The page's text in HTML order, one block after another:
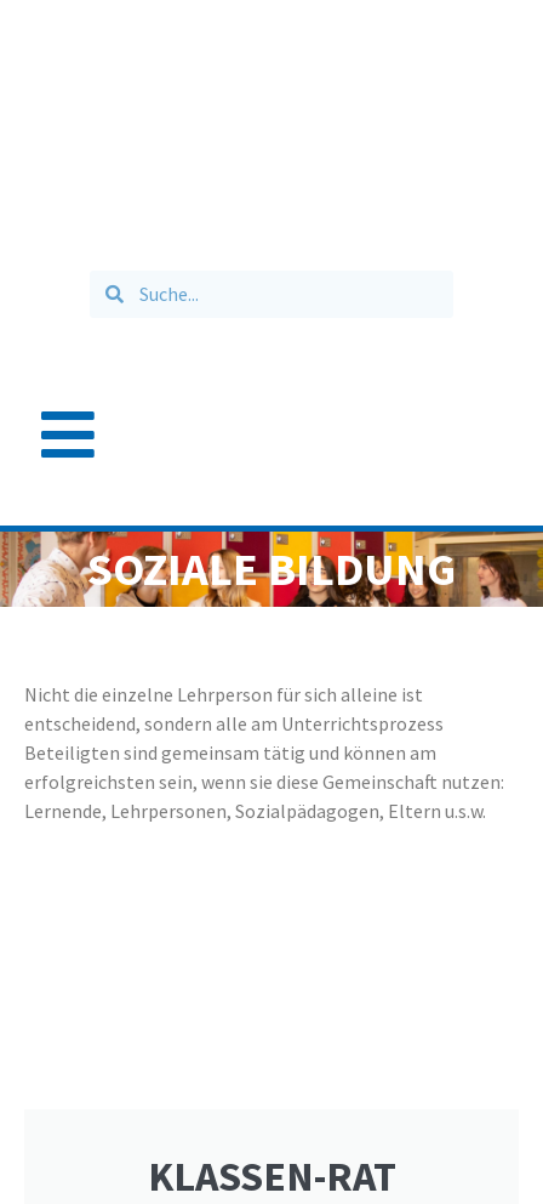
SOZIALE BILDUNG
Nicht die einzelne Lehrperson für sich alleine ist
entscheidend, sondern alle am Unterrichtsprozess
Beteiligten sind gemeinsam tätig und können am
erfolgreichsten sein, wenn sie diese Gemeinschaft nutzen:
Lernende, Lehrpersonen, Sozialpädagogen, Eltern u.s.w.
KLASSEN-RAT